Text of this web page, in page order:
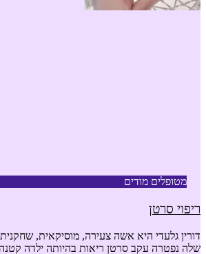
מטופלים מודים
ריפוי סרטן
דורין גלעדי היא אשה צעירה, מוסיקאית,
שלה נפטרה עקב סרטן ריאות בהיותה ילדה